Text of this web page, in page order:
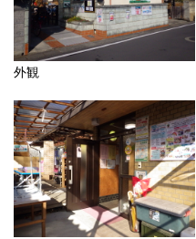
外観